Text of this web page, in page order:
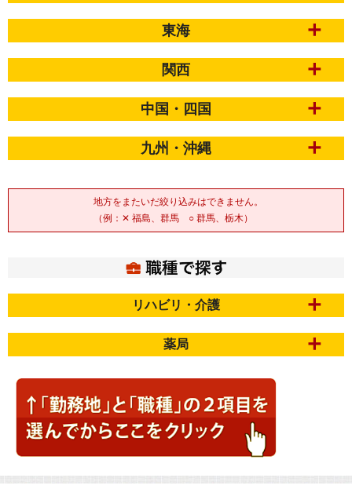
東海
関西
中国・四国
九州・沖縄
地方をまたいだ絞り込みはできません。
（例：✕ 福島、群馬 ○ 群馬、栃木）
リハビリ・介護
薬局